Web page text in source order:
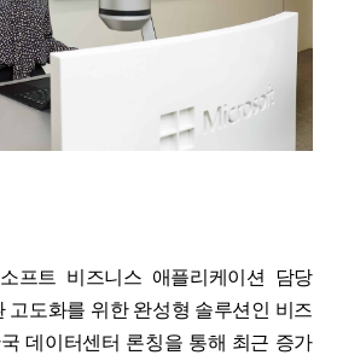
프트 비즈니스 애플리케이션 담당
고도화를 위한 완성형 솔루션인 비즈
데이터센터 론칭을 통해 최근 증가